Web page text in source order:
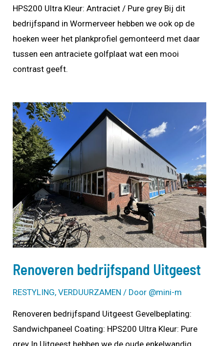
HPS200 Ultra Kleur: Antraciet / Pure grey Bij dit
bedrijfspand in Wormerveer hebben we ook op de
hoeken weer het plankprofiel gemonteerd met daar
tussen een antraciete golfplaat wat een mooi
contrast geeft.
Renoveren bedrijfspand Uitgeest
RESTYLING,VERDUURZAMEN / Door @mini-m
Renoveren bedrijfspand Uitgeest Gevelbeplating:
Sandwichpaneel Coating: HPS200 Ultra Kleur: Pure